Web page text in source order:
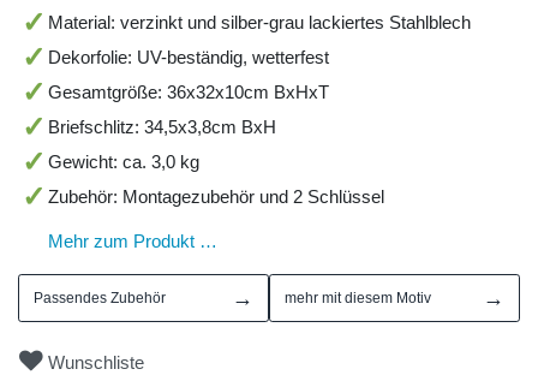
Material: verzinkt und silber-grau lackiertes Stahlblech
Dekorfolie: UV-beständig, wetterfest
Gesamtgröße: 36x32x10cm BxHxT
Briefschlitz: 34,5x3,8cm BxH
Gewicht: ca. 3,0 kg
Zubehör: Montagezubehör und 2 Schlüssel
Mehr zum Produkt …
Passendes Zubehör → mehr mit diesem Motiv →
Wunschliste